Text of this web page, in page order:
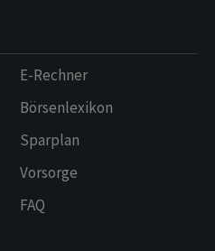
E-Rechner
Börsenlexikon
Sparplan
Vorsorge
FAQ